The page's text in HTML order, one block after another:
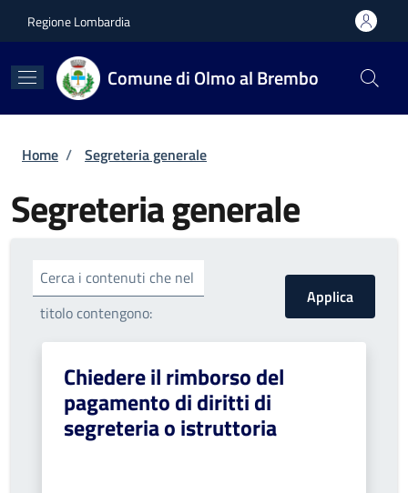
Regione Lombardia
Comune di Olmo al Brembo
Briciole di pane
Home / Segreteria generale
Segreteria generale
Cerca i contenuti che nel
titolo contengono:
Chiedere il rimborso del
pagamento di diritti di
segreteria o istruttoria